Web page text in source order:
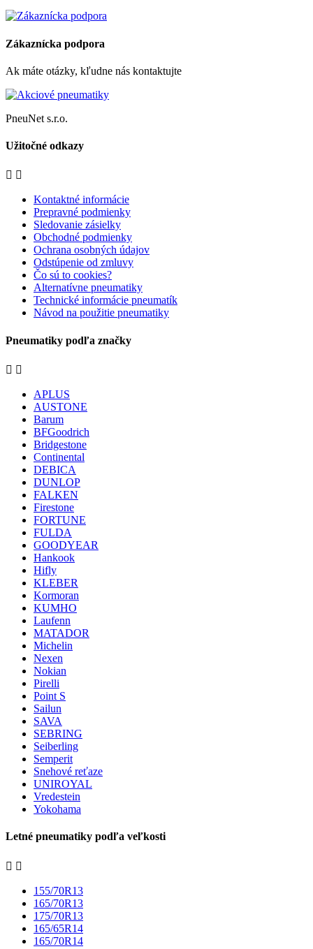
Zákaznícka podpora
Ak máte otázky, kľudne nás kontaktujte
PneuNet s.r.o.
Užitočné odkazy
 
Kontaktné informácie
Prepravné podmienky
Sledovanie zásielky
Obchodné podmienky
Ochrana osobných údajov
Odstúpenie od zmluvy
Čo sú to cookies?
Alternatívne pneumatiky
Technické informácie pneumatík
Návod na použitie pneumatiky
Pneumatiky podľa značky
 
APLUS
AUSTONE
Barum
BFGoodrich
Bridgestone
Continental
DEBICA
DUNLOP
FALKEN
Firestone
FORTUNE
FULDA
GOODYEAR
Hankook
Hifly
KLEBER
Kormoran
KUMHO
Laufenn
MATADOR
Michelin
Nexen
Nokian
Pirelli
Point S
Sailun
SAVA
SEBRING
Seiberling
Semperit
Snehové reťaze
UNIROYAL
Vredestein
Yokohama
Letné pneumatiky podľa veľkosti
 
155/70R13
165/70R13
175/70R13
165/65R14
165/70R14